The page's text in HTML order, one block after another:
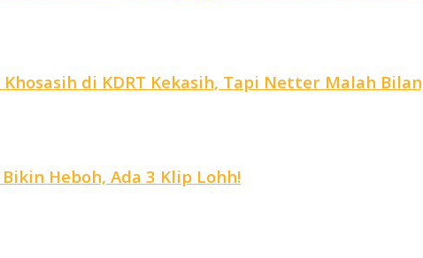
di KDRT Kekasih, Tapi Netter Malah
Heboh, Ada 3 Klip Lohh!